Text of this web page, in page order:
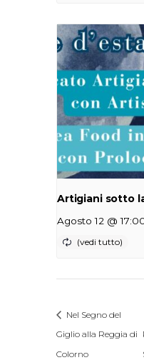
Artigiani sotto
Agosto 12 @
Nel Segno del
Giglio alla Reggia di
Colorno